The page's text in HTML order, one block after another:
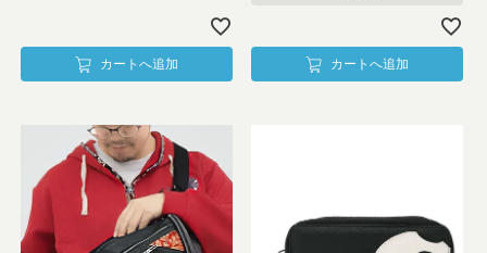
カートへ追加 カートへ追加